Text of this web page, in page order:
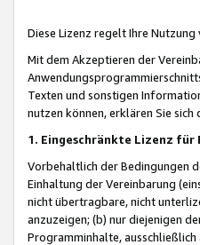
Diese Lizenz regelt Ihre
Mit dem Akzeptieren der
Texten und sonstigen
nutzen können, erklären Sie sich
1. Eingeschränkte Lizenz für
Vorbehaltlich der Bedingungen
Einhaltung der Vereinbarung
nicht übertragbare, nicht
anzuzeigen; (b) nur diejenigen
Programminhalte,